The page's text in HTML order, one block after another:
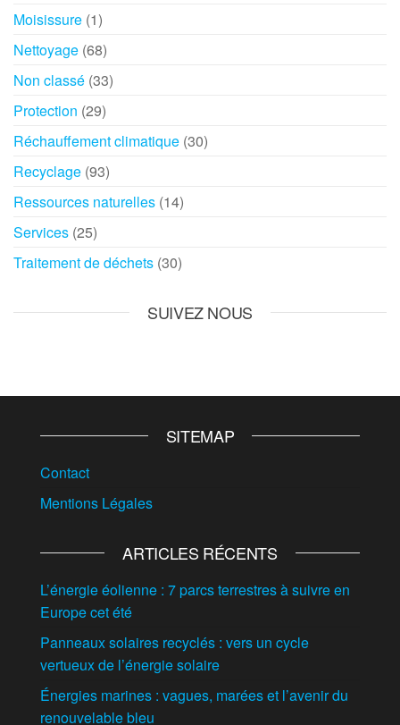
Moisissure (1)
Nettoyage (68)
Non classé (33)
Protection (29)
Réchauffement climatique (30)
Recyclage (93)
Ressources naturelles (14)
Services (25)
Traitement de déchets (30)
SUIVEZ NOUS
SITEMAP
Contact
Mentions Légales
ARTICLES RÉCENTS
L’énergie éolienne : 7 parcs terrestres à suivre en
Europe cet été
Panneaux solaires recyclés : vers un cycle
vertueux de l’énergie solaire
Énergies marines : vagues, marées et l’avenir du
renouvelable bleu